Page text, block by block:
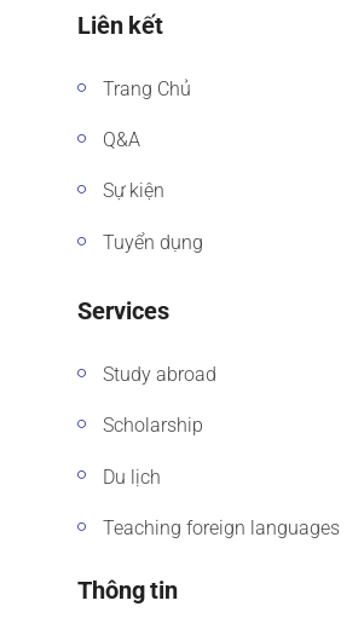
Liên kết
Trang Chủ
Q&A
Sự kiện
Tuyển dụng
Services
Study abroad
Scholarship
Du lịch
Teaching foreign languages
Thông tin